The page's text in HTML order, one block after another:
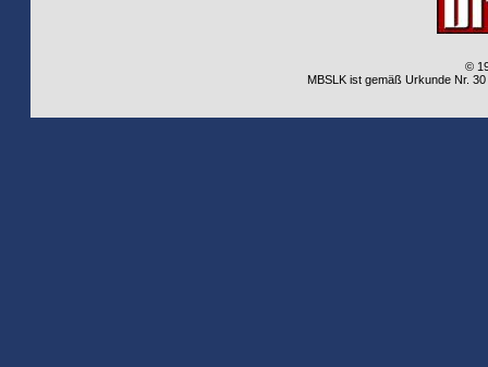
©
MBSLK ist gemäß Urkunde Nr.